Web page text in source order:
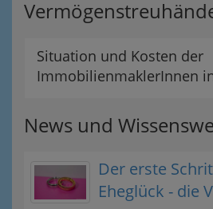
Situation und Kosten der
ImmobilienmaklerInnen
News und
Der erste
Eheglück - die